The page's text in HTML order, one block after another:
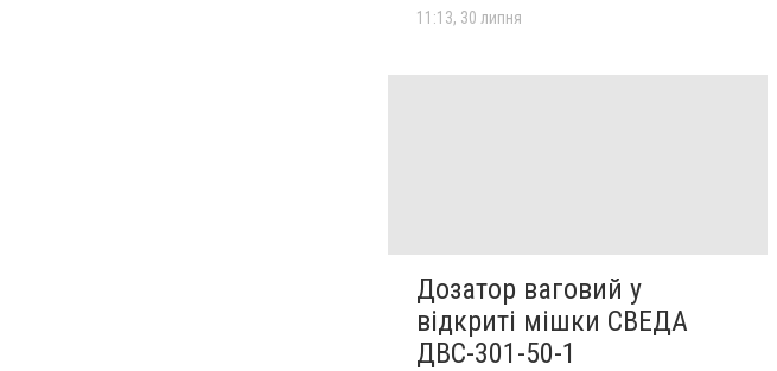
11:13, 30 липня
Дозатор ваговий у
відкриті мішки СВЕДА
ДВС-301-50-1